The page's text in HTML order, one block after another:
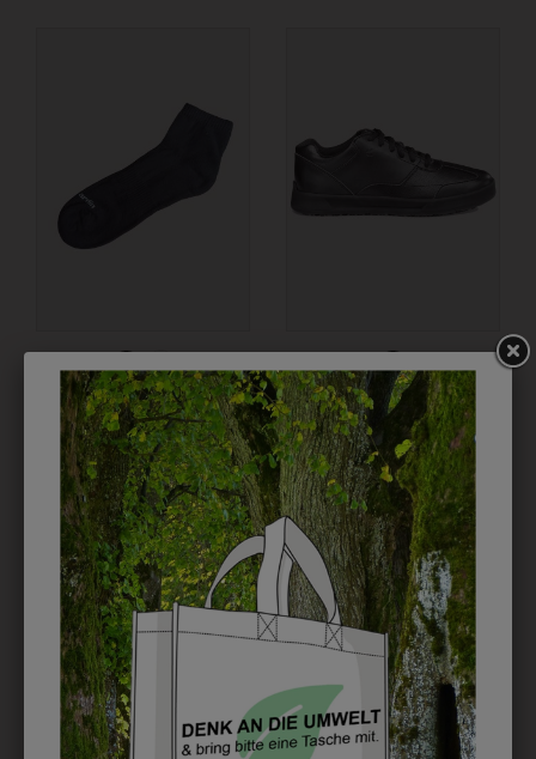
3QUARTERM96
SOCKEN 3ER PACK
€ 9,90
332301
DAMEN SNEAKER
LIBERTY
€ 49,90